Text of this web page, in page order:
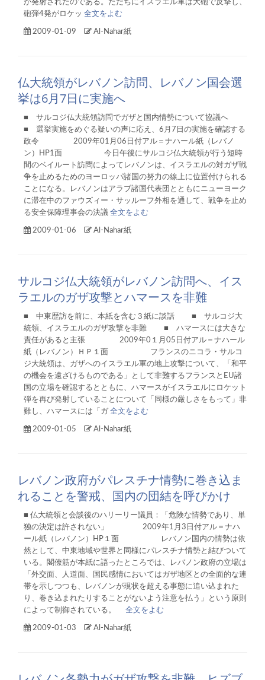
が発射されたのである。ただちにイスラエル軍は大砲で反撃し、
砲弾4発がロケッ 全文をよむ
2009-01-09 Al-Nahar紙
仏大統領がレバノン訪問、レバノン国会選
挙は6月7日に実施へ
■ サルコジ仏大統領訪問でガザと国内情勢について協議へ
■ 選挙実施をめぐる疑いの声に応え、6月7日の実施を確認する
政令 2009年01月06日付アル＝ナハール紙（レバノ
ン）HP1面 今日午後にサルコジ仏大統領が行う短時
間のベイルート訪問によってレバノンは、イスラエルの対ガザ戦
争を止めるためのヨーロッパ諸国の努力の線上に位置付けられる
ことになる。レバノンはアラブ諸国代表団とともにニューヨーク
に滞在中のファウズィー・サッルーフ外相を通して、戦争を止め
る安全保障理事会の決議 全文をよむ
2009-01-06 Al-Nahar紙
サルコジ仏大統領がレバノン訪問へ、イス
ラエルのガザ攻撃とハマースを非難
■ 中東歴訪を前に、本紙を含む３紙に談話 ■ サルコジ大
統領、イスラエルのガザ攻撃を非難 ■ ハマースには大きな
責任があると主張 2009年0１月05日付アル＝ナハール
紙（レバノン）ＨＰ１面 フランスのニコラ・サルコ
ジ大統領は、ガザへのイスラエル軍の地上攻撃について、「和平
の機会を遠ざけるものである」として非難するフランスとEU諸
国の立場を確認するとともに、ハマースがイスラエルにロケット
弾を再び発射していることについて「同様の厳しさをもって」非
難し、ハマースには「ガ 全文をよむ
2009-01-05 Al-Nahar紙
レバノン政府がパレスチナ情勢に巻き込ま
れることを警戒、国内の団結を呼びかけ
■ 仏大統領と会談後のハリーリー議員：「危険な情勢であり、単
独の決定は許されない」 2009年1月3日付アル＝ナハ
ール紙（レバノン）HP１面 レバノン国内の情勢は依
然として、中東地域や世界と同様にパレスチナ情勢と結びついて
いる。閣僚筋が本紙に語ったところでは、レバノン政府の立場は
「外交面、人道面、国民感情においてはガザ地区との全面的な連
帯を示しつつも、レバノンが現状を超える事態に追い込まれた
り、巻き込まれたりすることがないよう注意を払う」という原則
によって制御されている。 全文をよむ
2009-01-03 Al-Nahar紙